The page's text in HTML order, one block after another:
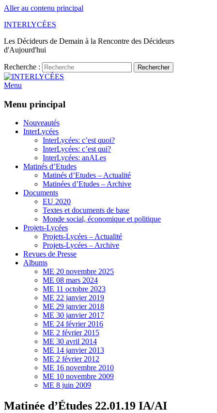
Aller au contenu principal
INTERLYCÉES
Les Décideurs de Demain à la Rencontre des Décideurs
d'Aujourd'hui
Recherche : Rechercher
Menu
Menu principal
Nouveautés
InterLycées
InterLycées: c’est quoi?
InterLycées: c’est qui?
InterLycées: anALes
Matinés d’Etudes
Matinés d’Etudes – Actualité
Matinées d’Etudes – Archive
Documents
EU 2020
Textes et documents de base
Monde social, économique et politique
Projets-Lycées
Projets-Lycées – Actualité
Projets-Lycées – Archive
Revues de Presse
Albums
ME 20 novembre 2025
ME 08 mars 2024
ME 11 octobre 2023
ME 22 janvier 2019
ME 29 janvier 2018
ME 30 janvier 2017
ME 24 février 2016
ME 2 février 2015
ME 30 avril 2014
ME 14 janvier 2013
ME 2 février 2012
ME 16 novembre 2010
ME 10 novembre 2009
ME 8 juin 2009
Matinée d’Études 22.01.19 IA/AI